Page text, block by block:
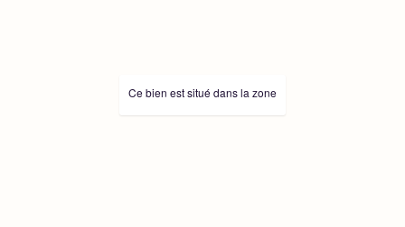
Ce bien est situé dans la zone